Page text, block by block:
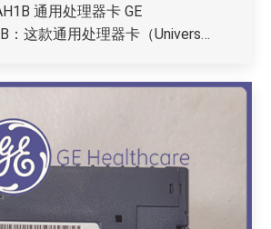
通用处理器卡 GE
：这款通用处理器卡（Univers…